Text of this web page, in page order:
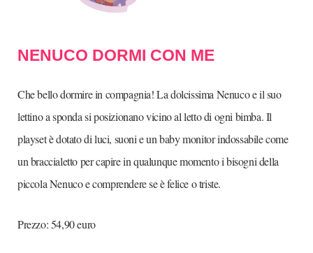
NENUCO DORMI CON ME
Che bello dormire in compagnia! La dolcissima Nenuco e il suo
lettino a sponda si posizionano vicino al letto di ogni bimba. Il
playset è dotato di luci, suoni e un baby monitor indossabile come
un braccialetto per capire in qualunque momento i bisogni della
piccola Nenuco e comprendere se è felice o triste.
Prezzo: 54,90 euro